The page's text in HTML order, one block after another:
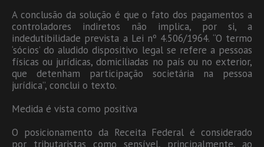
A conclusão da solução é que o fato dos pagamentos a
controladores indiretos não implica, por si, a
indedutibilidade prevista a Lei nº 4.506/1964. “O termo
‘sócios’ do aludido dispositivo legal se refere a pessoas
físicas ou jurídicas, domiciliadas no país ou no exterior,
que detenham participação societária na pessoa
jurídica”, conclui o texto.
Medida é vista como positiva
O posicionamento da Receita Federal é considerado
por tributaristas como sensível, principalmente, ao